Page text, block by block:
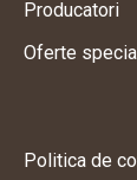
Producatori
Oferte
Politica de